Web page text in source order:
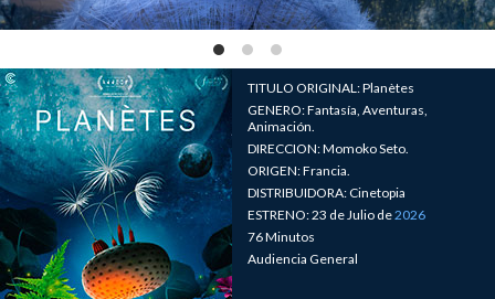
TITULO ORIGINAL: Planètes
GENERO: Fantasía, Aventuras,
Animación.
DIRECCION: Momoko Seto.
ORIGEN: Francia.
DISTRIBUIDORA: Cinetopia
ESTRENO: 23 de Julio de2026
76 Minutos
Audiencia General